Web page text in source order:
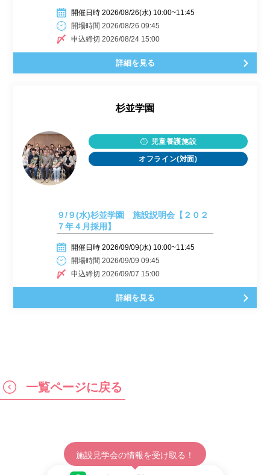
開催日時 2026/08/26(水) 10:00~11:45
開場時間 2026/08/26 09:45
申込締切 2026/08/24 15:00
詳細を見る
杉並学園
児童養護施設
オフライン(対面)
９/９(水)杉並学園 施設説明会【２０２
７年４月採用】
開催日時 2026/09/09(水) 10:00~11:45
開場時間 2026/09/09 09:45
申込締切 2026/09/07 15:00
詳細を見る
一覧ページに戻る
施設見学会の情報を受け取る！